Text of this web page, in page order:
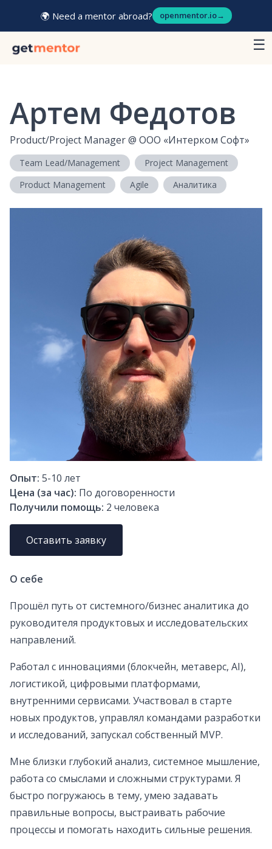
🌍 Need a mentor abroad? openmentor.io→
☰
Артем Федотов
Product/Project Manager@ ООО «Интерком Софт»
Team Lead/Management
Project Management
Product Management
Agile Аналитика
Опыт: 5-10 лет
Цена (за час): По договоренности
Получили помощь: 2 человека
Оставить заявку
О себе
Прошёл путь от системного/бизнес аналитика до
руководителя продуктовых и исследовательских
направлений.
Работал с инновациями (блокчейн, метаверс, AI),
логистикой, цифровыми платформами,
внутренними сервисами. Участвовал в старте
новых продуктов, управлял командами разработки
и исследований, запускал собственный MVP.
Мне близки глубокий анализ, системное мышление,
работа со смыслами и сложными структурами. Я
быстро погружаюсь в тему, умею задавать
правильные вопросы, выстраивать рабочие
процессы и помогать находить сильные решения.